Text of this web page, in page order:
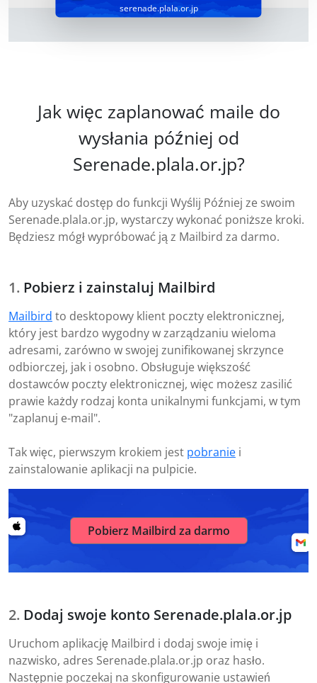
serenade.plala.or.jp
Jak więc zaplanować maile do
wysłania później od
Serenade.plala.or.jp?
Aby uzyskać dostęp do funkcji Wyślij Później ze swoim
Serenade.plala.or.jp, wystarczy wykonać poniższe kroki.
Będziesz mógł wypróbować ją z Mailbird za darmo.
Pobierz i zainstaluj Mailbird
Mailbird to desktopowy klient poczty elektronicznej,
który jest bardzo wygodny w zarządzaniu wieloma
adresami, zarówno w swojej zunifikowanej skrzynce
odbiorczej, jak i osobno. Obsługuje większość
dostawców poczty elektronicznej, więc możesz zasilić
prawie każdy rodzaj konta unikalnymi funkcjami, w tym
"zaplanuj e-mail".
Tak więc, pierwszym krokiem jest pobranie i
zainstalowanie aplikacji na pulpicie.
Pobierz Mailbird za darmo
Dodaj swoje konto Serenade.plala.or.jp
Uruchom aplikację Mailbird i dodaj swoje imię i
nazwisko, adres Serenade.plala.or.jp oraz hasło.
Następnie poczekaj na skonfigurowanie ustawień